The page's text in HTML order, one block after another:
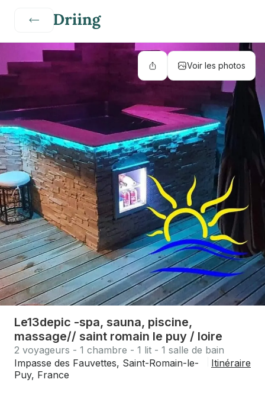
Voir les photos
Le13depic -spa, sauna, piscine,
massage// saint romain le puy / loire
2 voyageurs - 1 chambre - 1 lit - 1 salle de bain
Impasse des Fauvettes, Saint-Romain-le-
Puy, France
Itinéraire